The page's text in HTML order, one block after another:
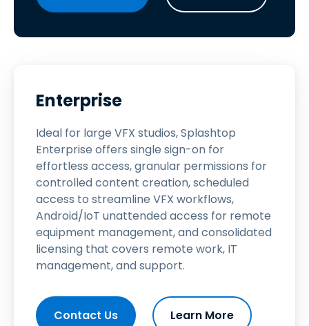
Enterprise
Ideal for large VFX studios, Splashtop
Enterprise offers single sign-on for
effortless access, granular permissions for
controlled content creation, scheduled
access to streamline VFX workflows,
Android/IoT unattended access for remote
equipment management, and consolidated
licensing that covers remote work, IT
management, and support.
Contact Us Learn More